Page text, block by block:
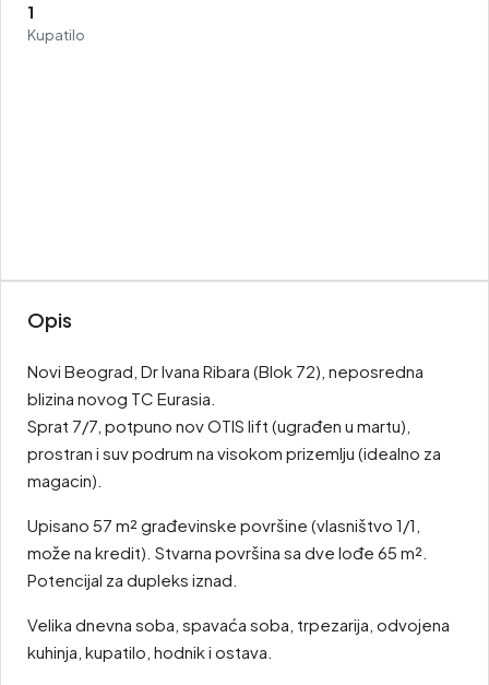
1
Kupatilo
Opis
Novi Beograd, Dr Ivana Ribara (Blok 72), neposredna
blizina novog TC Eurasia.
Sprat 7/7, potpuno nov OTIS lift (ugrađen u martu),
prostran i suv podrum na visokom prizemlju (idealno za
magacin).
Upisano 57 m² građevinske površine (vlasništvo 1/1,
može na kredit). Stvarna površina sa dve lođe 65 m².
Potencijal za dupleks iznad.
Velika dnevna soba, spavaća soba, trpezarija, odvojena
kuhinja, kupatilo, hodnik i ostava.